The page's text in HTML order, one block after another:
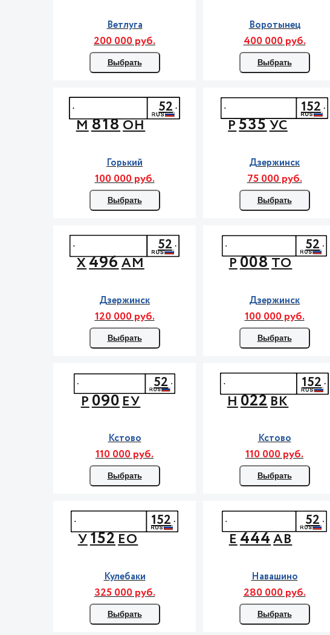
Ветлуга
200 000 руб.
Выбрать
Воротынец
400 000 руб.
Выбрать
М818ОН
52
Горький
100 000 руб.
Выбрать
Р535УС
152
Дзержинск
75 000 руб.
Выбрать
Х496АМ
52
Дзержинск
120 000 руб.
Выбрать
Р008ТО
52
Дзержинск
100 000 руб.
Выбрать
Р090ЕУ
52
Кстово
110 000 руб.
Выбрать
Н022ВК
152
Кстово
110 000 руб.
Выбрать
У152ЕО
152
Кулебаки
325 000 руб.
Выбрать
Е444АВ
52
Навашино
280 000 руб.
Выбрать